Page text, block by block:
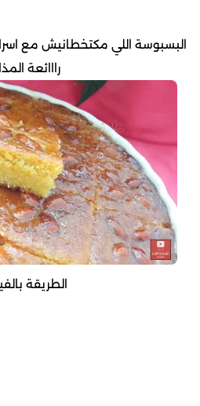
البسبوسة اللي مكتخطانيش مع
رااائعة
الطريقة